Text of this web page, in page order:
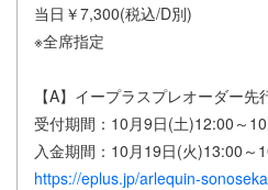
当日￥7,300(税込/D別)
※全席指定
【A】イープラスプレオーダー先
受付期間：10月9日(土)12:00～
入金期間：10月19日(火)13:00～
https://eplus.jp/arlequin-